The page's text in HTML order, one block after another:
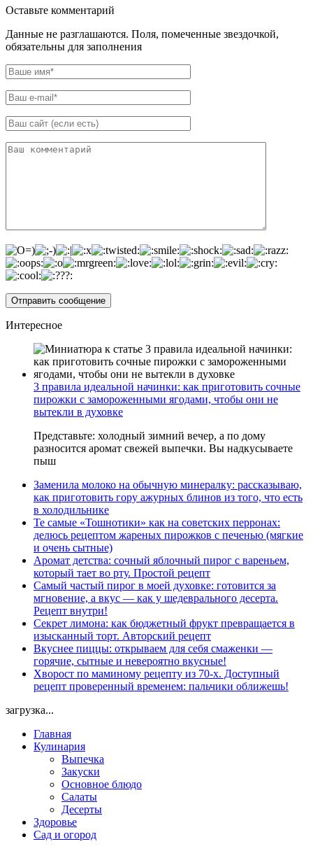
Оставьте комментарий
Данные не разглашаются. Поля, помеченные звездочкой,
обязательны для заполнения
Интересное
3 правила идеальной начинки: как приготовить сочные
пирожки с замороженными ягодами, чтобы они не
вытекли в духовке
Представьте: холодный зимний вечер, а по дому
разносится аромат свежей выпечки. Вы надкусываете
пыш
Заменила молоко на обычную минералку: рассказываю,
как приготовить гору ажурных блинов из того, что есть
в холодильнике
Те самые «Тошнотики» как на советских перронах:
делюсь рецептом жареных пирожков с печенью (мягкие
и очень сытные)
Аромат детства: сочный яблочный пирог с вареньем,
который тает во рту. Простой рецепт
Самый частый пирог в моей духовке: готовится за
мгновение, а вкус — как у шедеврального десерта.
Рецепт внутри!
Секрет лимона: как бюджетный фрукт превращается в
изысканный торт. Авторский рецепт
Вкуснее пиццы: открываем для себя смаженки —
горячие, сытные и невероятно вкусные!
Хворост по маминому рецепту из 70-х. Доступный
рецепт проверенный временем: пальчики оближешь!
загрузка...
Главная
Кулинария
Выпечка
Закуски
Основное блюдо
Салаты
Десерты
Здоровье
Сад и огород